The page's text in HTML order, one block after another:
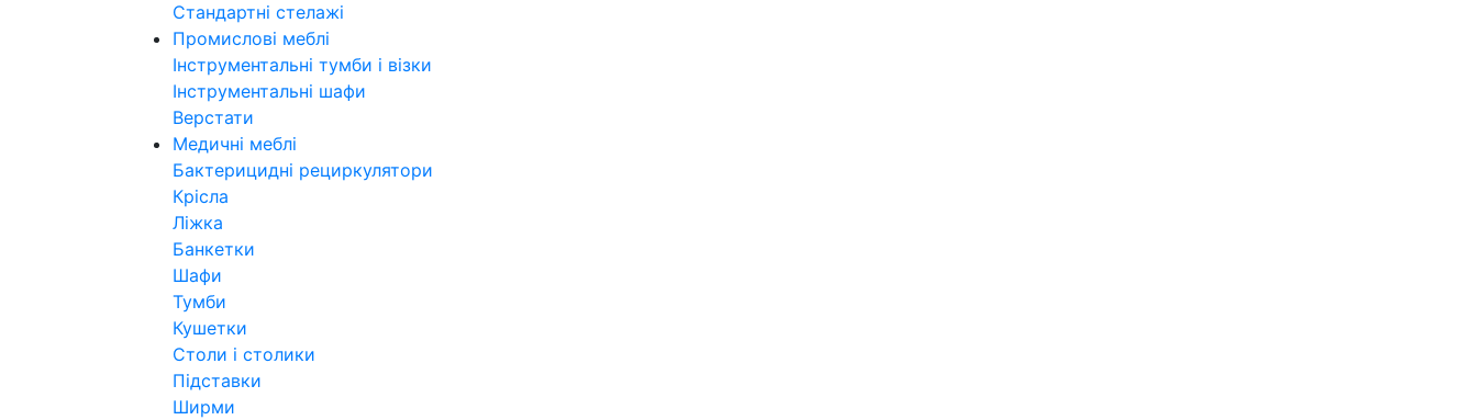
Стандартні стелажі
Промислові меблі
Інструментальні тумби і візки
Інструментальні шафи
Верстати
Медичні меблі
Бактерицидні рециркулятори
Крісла
Ліжка
Банкетки
Шафи
Тумби
Кушетки
Столи і столики
Підставки
Ширми